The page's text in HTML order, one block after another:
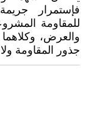
فإستمرار
للمقاومة
والعرض،
جذور المقاومة